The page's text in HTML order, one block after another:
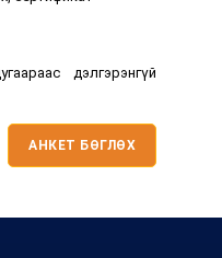
дэлгэрэнгүй
АНКЕТ БӨГЛӨХ